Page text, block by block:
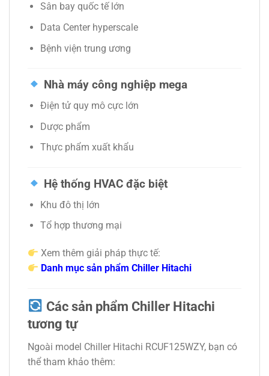
Sân bay quốc tế lớn
Data Center hyperscale
Bệnh viện trung ương
Nhà máy công nghiệp mega
Điện tử quy mô cực lớn
Dược phẩm
Thực phẩm xuất khẩu
Hệ thống HVAC đặc biệt
Khu đô thị lớn
Tổ hợp thương mại
Xem thêm giải pháp thực tế:
Danh mục sản phẩm Chiller Hitachi
Các sản phẩm Chiller Hitachi
tương tự
Ngoài model Chiller Hitachi RCUF125WZY, bạn có
thể tham khảo thêm: